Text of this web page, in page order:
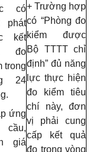
có
phát
kết
đo
trong
24
ứng
cầu,
giá
+ Trường hợp
có “Phòng đo
kiểm được
Bộ TTTT chỉ
định” đủ năng
lực thực hiện
đo kiểm tiêu
chí này, đơn
vị phải cung
cấp kết quả
đo trong vòng